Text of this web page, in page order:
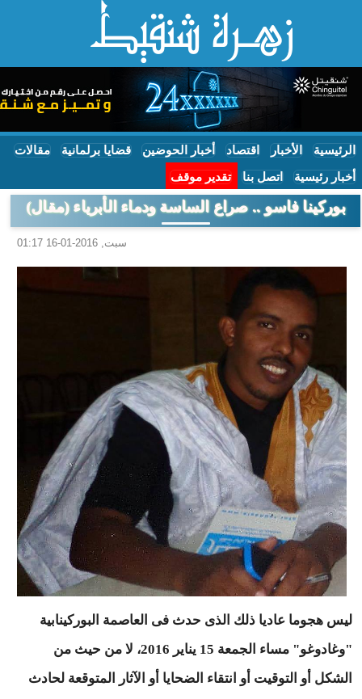
الرئيسية الأخبار اقتصاد أخبار الحوضين قضايا برلمانية مقالات
أخبار رئيسية اتصل بنا تقدير موقف
بوركينا فاسو .. صراع الساسة ودماء الأبرياء (مقال)
سبت, 2016-01-16 01:17
ليس هجوما عاديا ذلك الذى حدث فى العاصمة البوركينابية
"وغادوغو" مساء الجمعة 15 يناير 2016، لا من حيث من
الشكل أو التوقيت أو انتقاء الضحايا أو الآثار المتوقعة لحادث